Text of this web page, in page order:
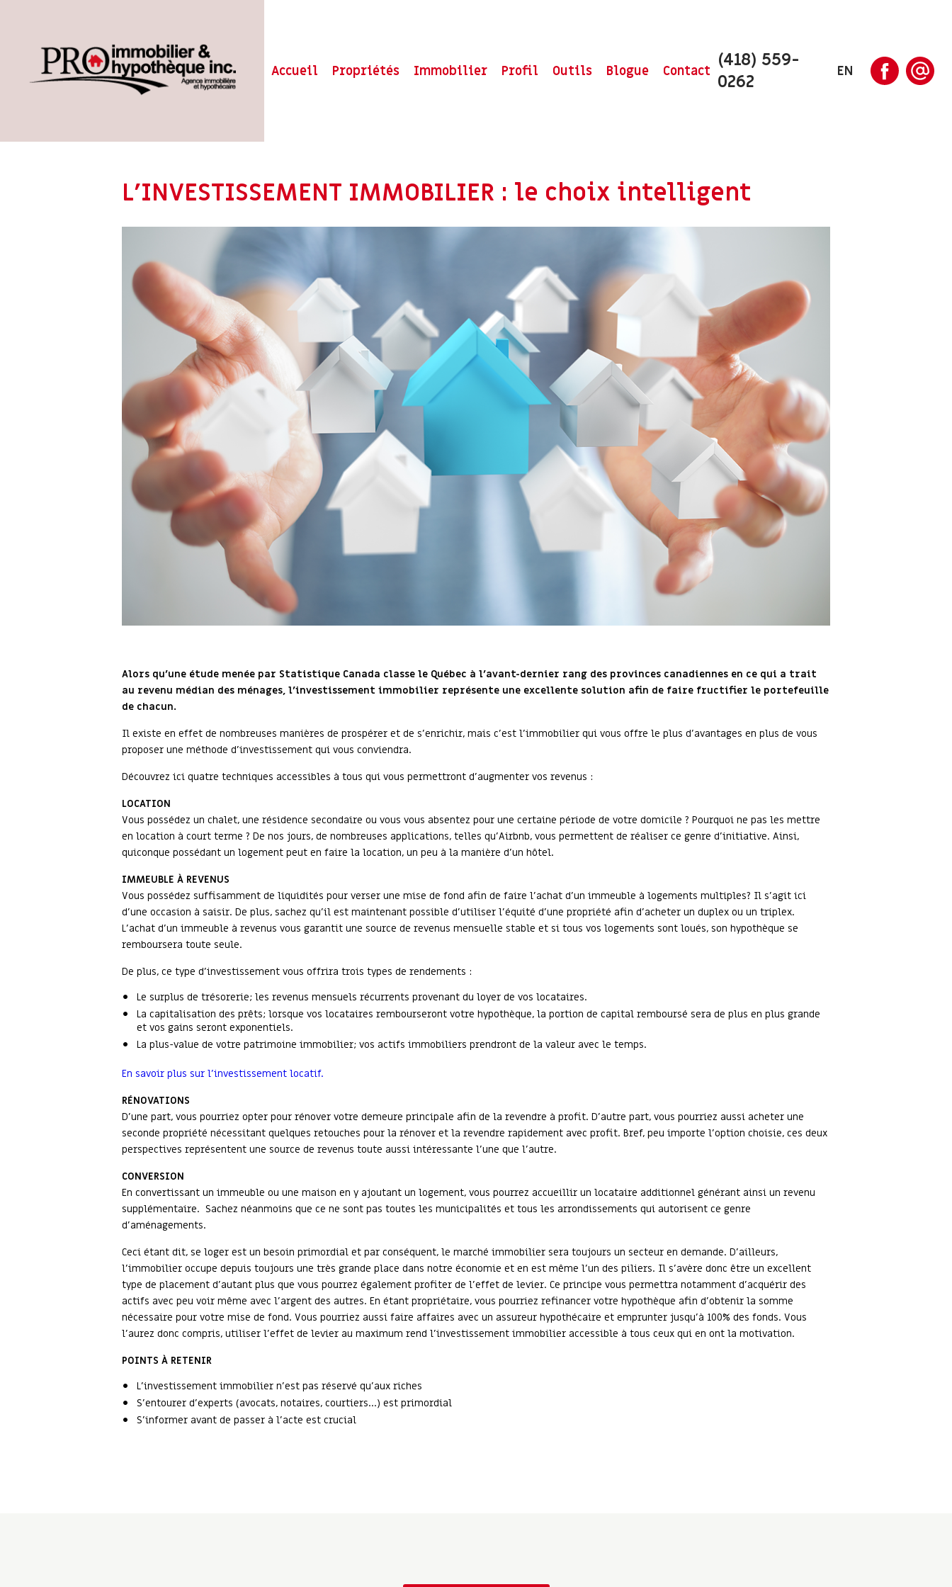
Accueil Propriétés Immobilier Profil Outils Blogue Contact (418) 559-
0262
EN
L’INVESTISSEMENT IMMOBILIER : le choix intelligent
Alors qu'une étude menée par Statistique Canada classe le Québec à l'avant-dernier rang des provinces canadiennes en ce qui a trait
au revenu médian des ménages, l'investissement immobilier représente une excellente solution afin de faire fructifier le portefeuille
de chacun.
Il existe en effet de nombreuses manières de prospérer et de s’enrichir, mais c’est l’immobilier qui vous offre le plus d’avantages en plus de vous
proposer une méthode d’investissement qui vous conviendra.
Découvrez ici quatre techniques accessibles à tous qui vous permettront d’augmenter vos revenus :
LOCATION
Vous possédez un chalet, une résidence secondaire ou vous vous absentez pour une certaine période de votre domicile ? Pourquoi ne pas les mettre
en location à court terme ? De nos jours, de nombreuses applications, telles qu’Airbnb, vous permettent de réaliser ce genre d’initiative. Ainsi,
quiconque possédant un logement peut en faire la location, un peu à la manière d’un hôtel.
IMMEUBLE À REVENUS
Vous possédez suffisamment de liquidités pour verser une mise de fond afin de faire l’achat d’un immeuble à logements multiples? Il s’agit ici
d’une occasion à saisir. De plus, sachez qu’il est maintenant possible d’utiliser l’équité d’une propriété afin d’acheter un duplex ou un triplex.
L’achat d’un immeuble à revenus vous garantit une source de revenus mensuelle stable et si tous vos logements sont loués, son hypothèque se
remboursera toute seule.
De plus, ce type d’investissement vous offrira trois types de rendements :
Le surplus de trésorerie; les revenus mensuels récurrents provenant du loyer de vos locataires.
La capitalisation des prêts; lorsque vos locataires rembourseront votre hypothèque, la portion de capital remboursé sera de plus en plus grande
et vos gains seront exponentiels.
La plus-value de votre patrimoine immobilier; vos actifs immobiliers prendront de la valeur avec le temps.
En savoir plus sur l’investissement locatif.
RÉNOVATIONS
D’une part, vous pourriez opter pour rénover votre demeure principale afin de la revendre à profit. D’autre part, vous pourriez aussi acheter une
seconde propriété nécessitant quelques retouches pour la rénover et la revendre rapidement avec profit. Bref, peu importe l’option choisie, ces deux
perspectives représentent une source de revenus toute aussi intéressante l’une que l’autre.
CONVERSION
En convertissant un immeuble ou une maison en y ajoutant un logement, vous pourrez accueillir un locataire additionnel générant ainsi un revenu
supplémentaire. Sachez néanmoins que ce ne sont pas toutes les municipalités et tous les arrondissements qui autorisent ce genre
d’aménagements.
Ceci étant dit, se loger est un besoin primordial et par conséquent, le marché immobilier sera toujours un secteur en demande. D’ailleurs,
l’immobilier occupe depuis toujours une très grande place dans notre économie et en est même l’un des piliers. Il s’avère donc être un excellent
type de placement d’autant plus que vous pourrez également profiter de l’effet de levier. Ce principe vous permettra notamment d’acquérir des
actifs avec peu voir même avec l’argent des autres. En étant propriétaire, vous pourriez refinancer votre hypothèque afin d’obtenir la somme
nécessaire pour votre mise de fond. Vous pourriez aussi faire affaires avec un assureur hypothécaire et emprunter jusqu’à 100% des fonds. Vous
l’aurez donc compris, utiliser l’effet de levier au maximum rend l’investissement immobilier accessible à tous ceux qui en ont la motivation.
POINTS À RETENIR
L’investissement immobilier n’est pas réservé qu’aux riches
S’entourer d’experts (avocats, notaires, courtiers…) est primordial
S’informer avant de passer à l’acte est crucial